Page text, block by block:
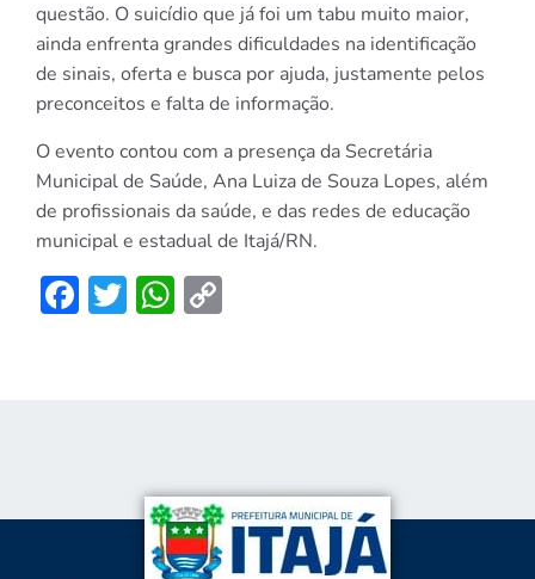
questão. O suicídio que já foi um tabu muito maior,
ainda enfrenta grandes dificuldades na identificação
de sinais, oferta e busca por ajuda, justamente pelos
preconceitos e falta de informação.
O evento contou com a presença da Secretária
Municipal de Saúde, Ana Luiza de Souza Lopes, além
de profissionais da saúde, e das redes de educação
municipal e estadual de Itajá/RN.
Facebook
TwitterWhatsApp